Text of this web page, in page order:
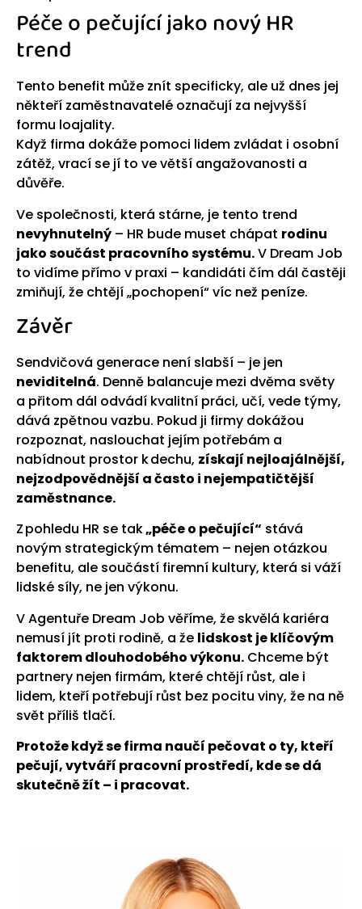
Péče o pečující jako nový HR
trend
Tento benefit může znít specificky, ale už dnes jej
někteří zaměstnavatelé označují za nejvyšší
formu loajality.
Když firma dokáže pomoci lidem zvládat i osobní
zátěž, vrací se jí to ve větší angažovanosti a
důvěře.
Ve společnosti, která stárne, je tento trend
nevyhnutelný – HR bude muset chápat rodinu
jako součást pracovního systému.V Dream Job
to vidíme přímo v praxi – kandidáti čím dál častěji
zmiňují, že chtějí „pochopení“ víc než peníze.
Závěr
Sendvičová generace není slabší – je jen
neviditelná. Denně balancuje mezi dvěma světy
a přitom dál odvádí kvalitní práci, učí, vede týmy,
dává zpětnou vazbu. Pokud ji firmy dokážou
rozpoznat, naslouchat jejím potřebám a
nabídnout prostor k dechu, získají nejloajálnější,
nejzodpovědnější a často i nejempatičtější
zaměstnance.
Z pohledu HR se tak„péče o pečující“ stává
novým strategickým tématem – nejen otázkou
benefitu, ale součástí firemní kultury, která si váží
lidské síly, ne jen výkonu.
V Agentuře Dream Job věříme, že skvělá kariéra
nemusí jít proti rodině, a že lidskost je klíčovým
faktorem dlouhodobého výkonu. Chceme být
partnery nejen firmám, které chtějí růst, ale i
lidem, kteří potřebují růst bez pocitu viny, že na ně
svět příliš tlačí.
Protože když se firma naučí pečovat o ty, kteří
pečují, vytváří pracovní prostředí, kde se dá
skutečně žít – i pracovat.